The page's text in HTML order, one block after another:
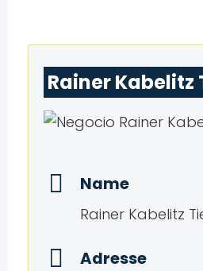
Rainer Kabelitz
Name
Rainer Kabelitz
Adresse